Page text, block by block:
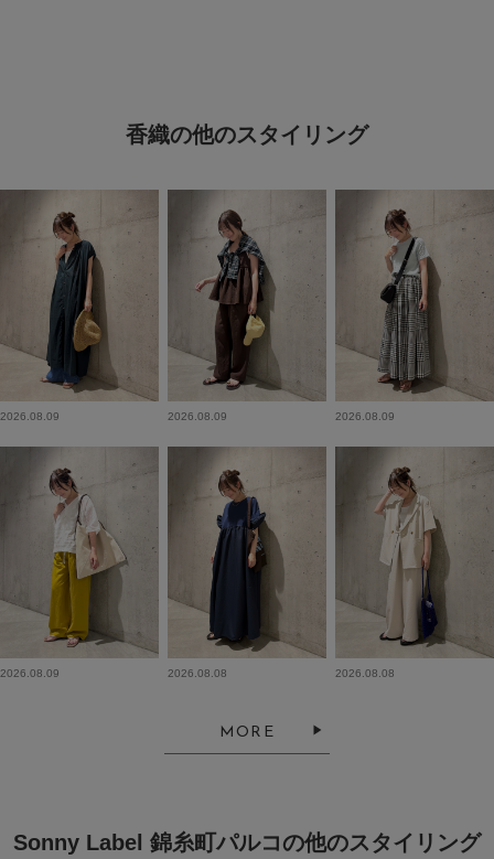
香織の他のスタイリング
2026.08.09 2026.08.09 2026.08.09
2026.08.09 2026.08.08 2026.08.08
MORE
Sonny Label 錦糸町パルコの他のスタイリング